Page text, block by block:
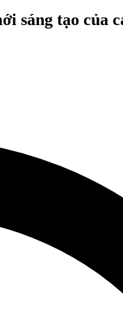
sáng tạo của